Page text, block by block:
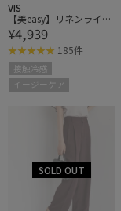
VIS
【美easy】リネンライク
ワンタックワイドスラッ
クスパンツ
¥4,939
185件
接触冷感
イージーケア